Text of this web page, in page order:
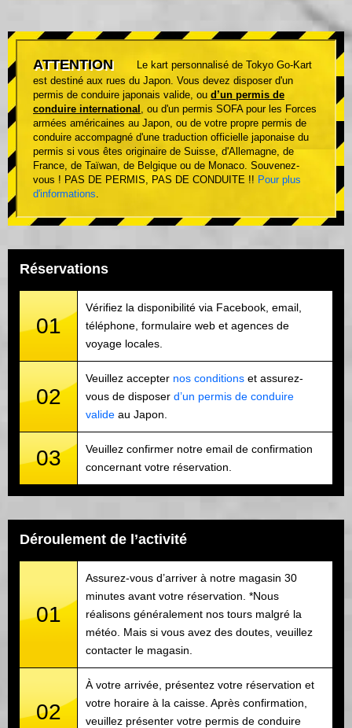
ATTENTION
Le kart personnalisé de Tokyo Go-Kart
est destiné aux rues du Japon. Vous devez disposer d'un
permis de conduire japonais valide, ou d’un permis de
conduire international
, ou d'un permis SOFA pour les Forces
armées américaines au Japon, ou de votre propre permis de
conduire accompagné d'une traduction officielle japonaise du
permis si vous êtes originaire de Suisse, d'Allemagne, de
France, de Taïwan, de Belgique ou de Monaco. Souvenez-
vous ! PAS DE PERMIS, PAS DE CONDUITE !! Pour plus
d'informations
Réservations
01
Vérifiez la disponibilité via Facebook, email,
téléphone, formulaire web et agences de
voyage locales.
02
Veuillez accepter nos conditions et assurez-
vous de disposer d’un permis de conduire
valide au Japon.
03
Veuillez confirmer notre email de confirmation
concernant votre réservation.
Déroulement de l’activité
01
Assurez-vous d’arriver à notre magasin 30
minutes avant votre réservation. *Nous
réalisons généralement nos tours malgré la
météo. Mais si vous avez des doutes, veuillez
contacter le magasin.
02
À votre arrivée, présentez votre réservation et
votre horaire à la caisse. Après confirmation,
veuillez présenter votre permis de conduire